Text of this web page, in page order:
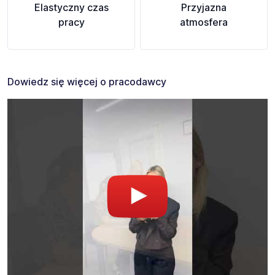
Elastyczny czas
pracy
Przyjazna
atmosfera
Dowiedz się więcej o pracodawcy